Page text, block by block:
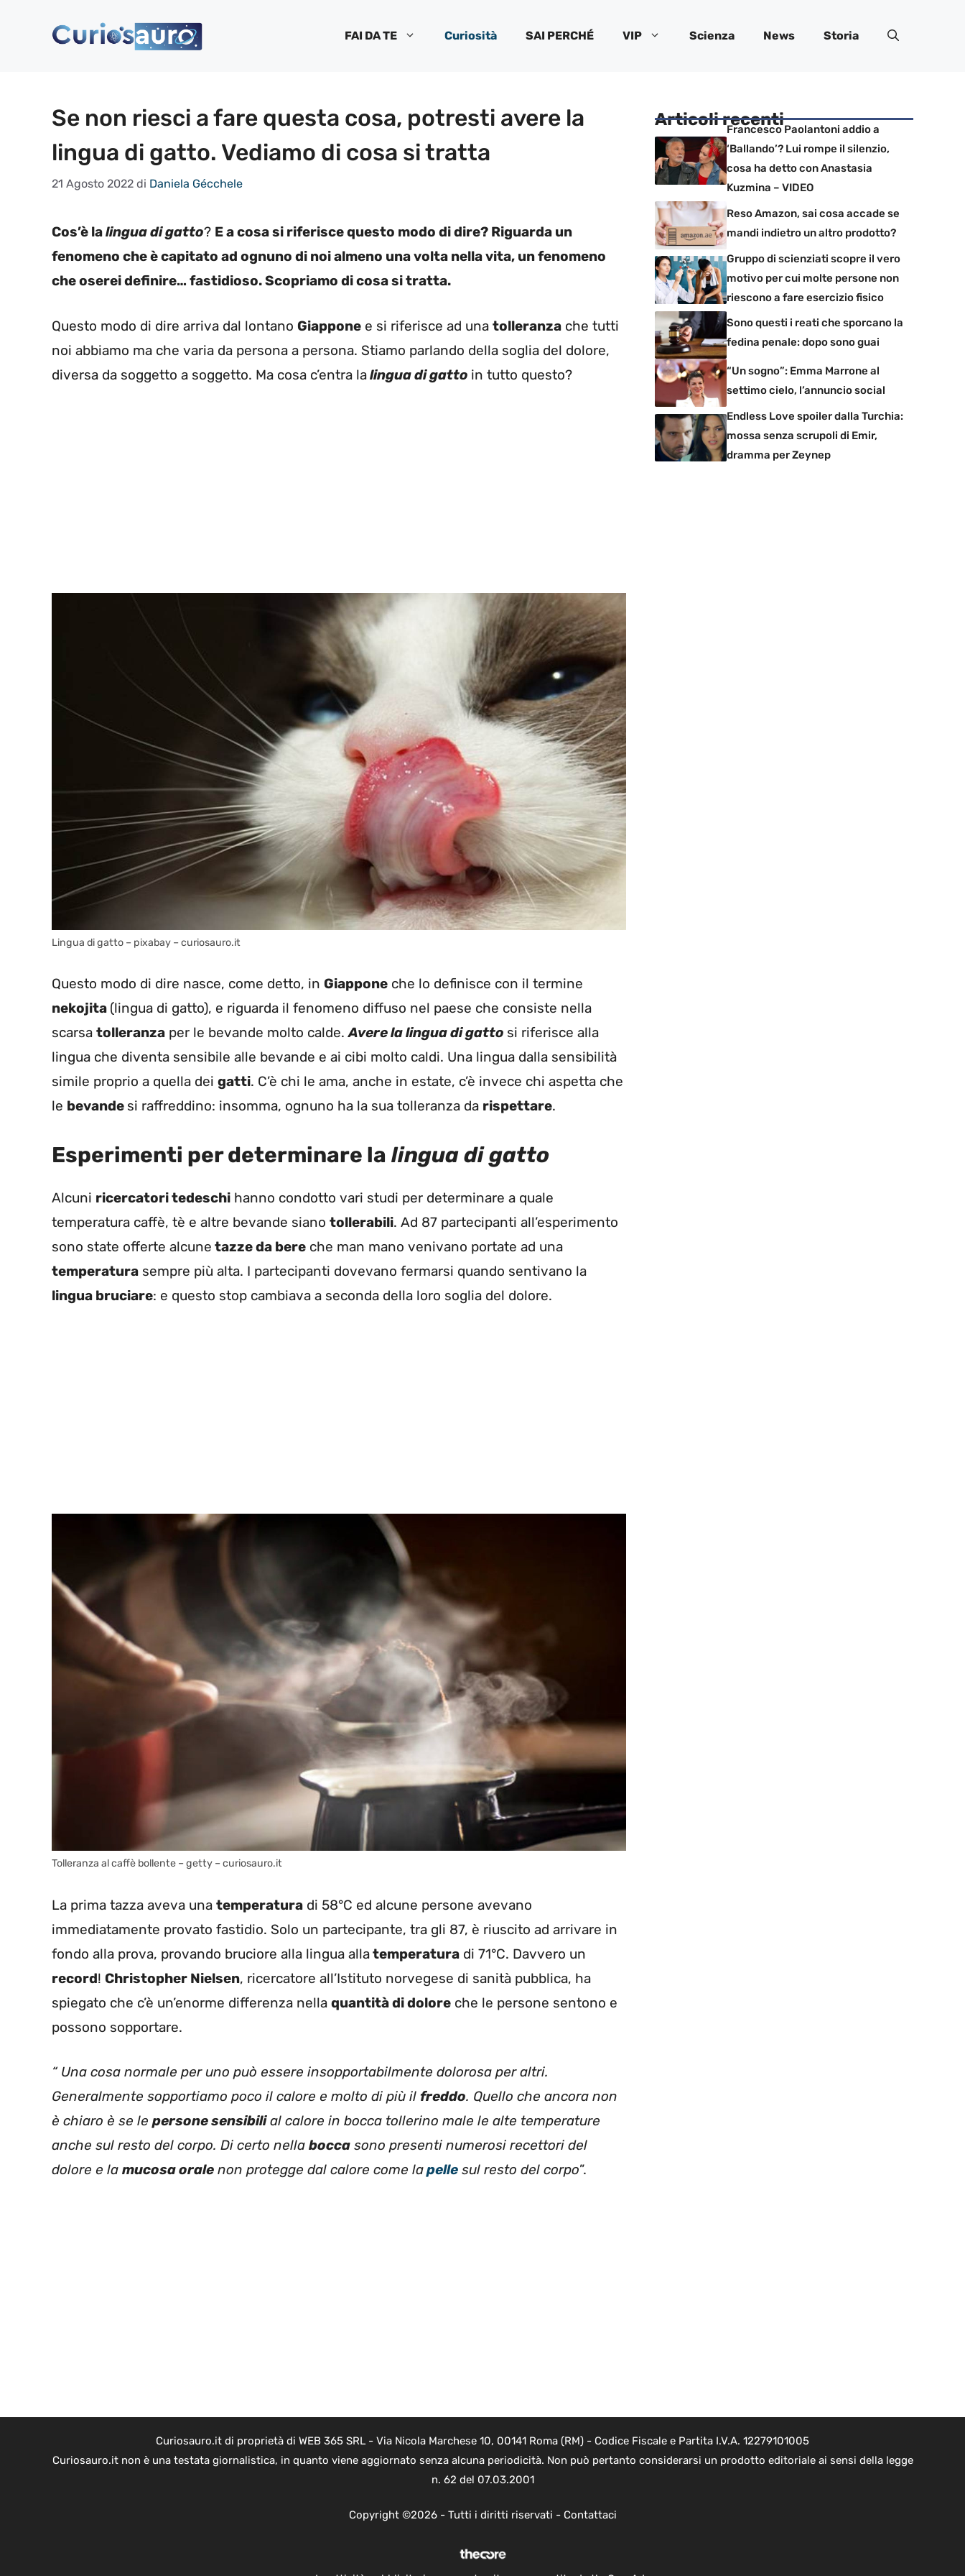
FAI DA TE Curiosità SAI PERCHÉ VIP Scienza News Storia
Se non riesci a fare questa cosa, potresti avere la
lingua di gatto. Vediamo di cosa si tratta
21 Agosto 2022 di Daniela Gécchele
Cos’è lalingua di gatto? E a cosa si riferisce questo modo di dire? Riguarda un
fenomeno che è capitato ad ognuno di noi almeno una volta nella vita, un fenomeno
che oserei definire… fastidioso. Scopriamo di cosa si tratta.
Questo modo di dire arriva dal lontano Giappone e si riferisce ad una tolleranza che tutti
noi abbiamo ma che varia da persona a persona. Stiamo parlando della soglia del dolore,
diversa da soggetto a soggetto. Ma cosa c’entra lalingua di gatto in tutto questo?
Lingua di gatto – pixabay – curiosauro.it
Questo modo di dire nasce, come detto, in Giappone che lo definisce con il termine
nekojita (lingua di gatto), e riguarda il fenomeno diffuso nel paese che consiste nella
scarsa tolleranza per le bevande molto calde.Avere la lingua di gatto si riferisce alla
lingua che diventa sensibile alle bevande e ai cibi molto caldi. Una lingua dalla sensibilità
simile proprio a quella dei gatti. C’è chi le ama, anche in estate, c’è invece chi aspetta che
le bevande si raffreddino: insomma, ognuno ha la sua tolleranza da rispettare.
Esperimenti per determinare la lingua di gatto
Alcuni ricercatori tedeschi hanno condotto vari studi per determinare a quale
temperatura caffè, tè e altre bevande siano tollerabili. Ad 87 partecipanti all’esperimento
sono state offerte alcune tazze da bere che man mano venivano portate ad una
temperatura sempre più alta. I partecipanti dovevano fermarsi quando sentivano la
lingua bruciare: e questo stop cambiava a seconda della loro soglia del dolore.
Tolleranza al caffè bollente – getty – curiosauro.it
La prima tazza aveva una temperatura di 58°C ed alcune persone avevano
immediatamente provato fastidio. Solo un partecipante, tra gli 87, è riuscito ad arrivare in
fondo alla prova, provando bruciore alla lingua allatemperatura di 71°C. Davvero un
record! Christopher Nielsen, ricercatore all’Istituto norvegese di sanità pubblica, ha
spiegato che c’è un’enorme differenza nella quantità di dolore che le persone sentono e
possono sopportare.
“ Una cosa normale per uno può essere insopportabilmente dolorosa per altri.
Generalmente sopportiamo poco il calore e molto di più il freddo. Quello che ancora non
è chiaro è se le persone sensibilial calore in bocca tollerino male le alte temperature
anche sul resto del corpo. Di certo nella bocca sono presenti numerosi recettori del
dolore e la mucosa orale non protegge dal calore come lapelle sul resto del corpo”.
Articoli recentiFrancesco Paolantoni addio a
‘Ballando’? Lui rompe il silenzio,
cosa ha detto con Anastasia
Kuzmina – VIDEO
Reso Amazon, sai cosa accade se
mandi indietro un altro prodotto?
Gruppo di scienziati scopre il vero
motivo per cui molte persone non
riescono a fare esercizio fisico
Sono questi i reati che sporcano la
fedina penale: dopo sono guai
“Un sogno”: Emma Marrone al
settimo cielo, l’annuncio social
Endless Love spoiler dalla Turchia:
mossa senza scrupoli di Emir,
dramma per Zeynep
Curiosauro.it di proprietà di WEB 365 SRL - Via Nicola Marchese 10, 00141 Roma (RM) - Codice Fiscale e Partita I.V.A. 12279101005
Curiosauro.it non è una testata giornalistica, in quanto viene aggiornato senza alcuna periodicità. Non può pertanto considerarsi un prodotto editoriale ai sensi della legge
n. 62 del 07.03.2001
Copyright ©2026 - Tutti i diritti riservati - Contattaci